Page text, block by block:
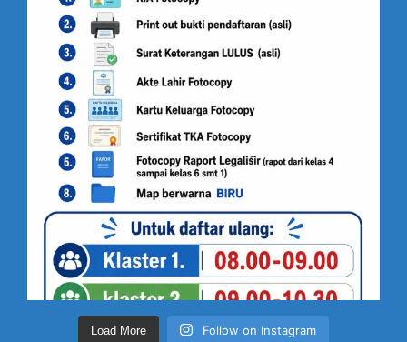
Load More Follow on Instagram